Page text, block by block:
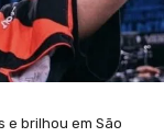
brilhou em São